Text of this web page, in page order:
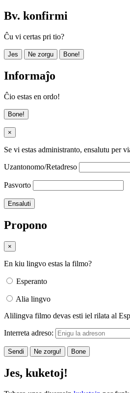
Bv. konfirmi
Ĉu vi certas pri tio?
Jes Ne zorgu Bone!
Informaĵo
Ĉio estas en ordo!
Bone!
×
Se vi estas administranto, ensalutu per
Uzantonomo/Retadreso
Pasvorto
Propono
×
En kiu lingvo estas la filmo?
Esperanto
Alia lingvo
Alilingva filmo devas esti iel rilata al
Interreta adreso:
Sendi Ne zorgu! Bone
Jes, kuketoj!